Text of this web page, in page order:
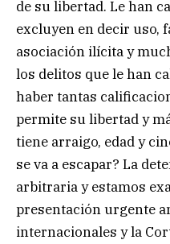
de su libertad. Le han
excluyen en decir uso,
asociación ilícita y
los delitos que le han
haber tantas
permite su libertad y
tiene arraigo, edad y
se va a escapar? La
arbitraria y estamos
presentación urgente
internacionales y la